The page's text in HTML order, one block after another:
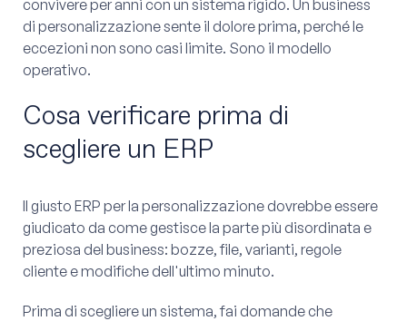
convivere per anni con un sistema rigido. Un business
di personalizzazione sente il dolore prima, perché le
eccezioni non sono casi limite. Sono il modello
operativo.
Cosa verificare prima di
scegliere un ERP
Il giusto ERP per la personalizzazione dovrebbe essere
giudicato da come gestisce la parte più disordinata e
preziosa del business: bozze, file, varianti, regole
cliente e modifiche dell'ultimo minuto.
Prima di scegliere un sistema, fai domande che